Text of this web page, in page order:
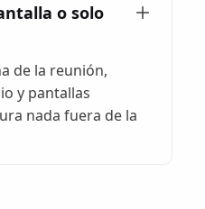
o solo
de la reunión,
y pantallas
nada fuera de la